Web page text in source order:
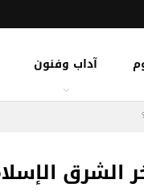
آداب وفنون
الشرق